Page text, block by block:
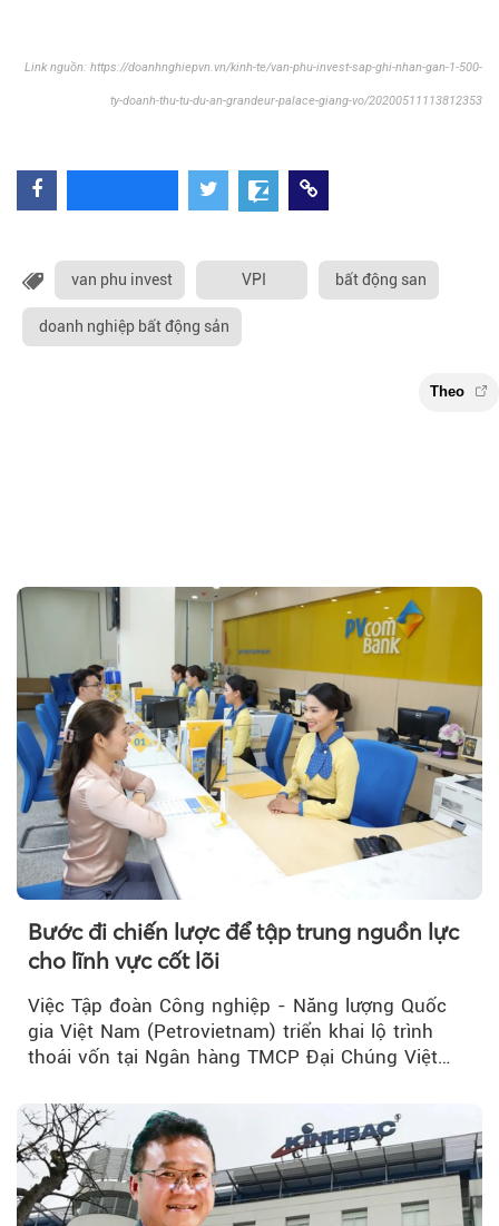
Link nguồn: https://doanhnghiepvn.vn/kinh-te/van-phu-invest-sap-ghi-nhan-gan-1-500-
ty-doanh-thu-tu-du-an-grandeur-palace-giang-vo/20200511113812353
van phu invest VPI bất động san
doanh nghiệp bất động sản
Bước đi chiến lược để tập trung nguồn lực
cho lĩnh vực cốt lõi
Việc Tập đoàn Công nghiệp - Năng lượng Quốc
gia Việt Nam (Petrovietnam) triển khai lộ trình
thoái vốn tại Ngân hàng TMCP Đại Chúng Việt